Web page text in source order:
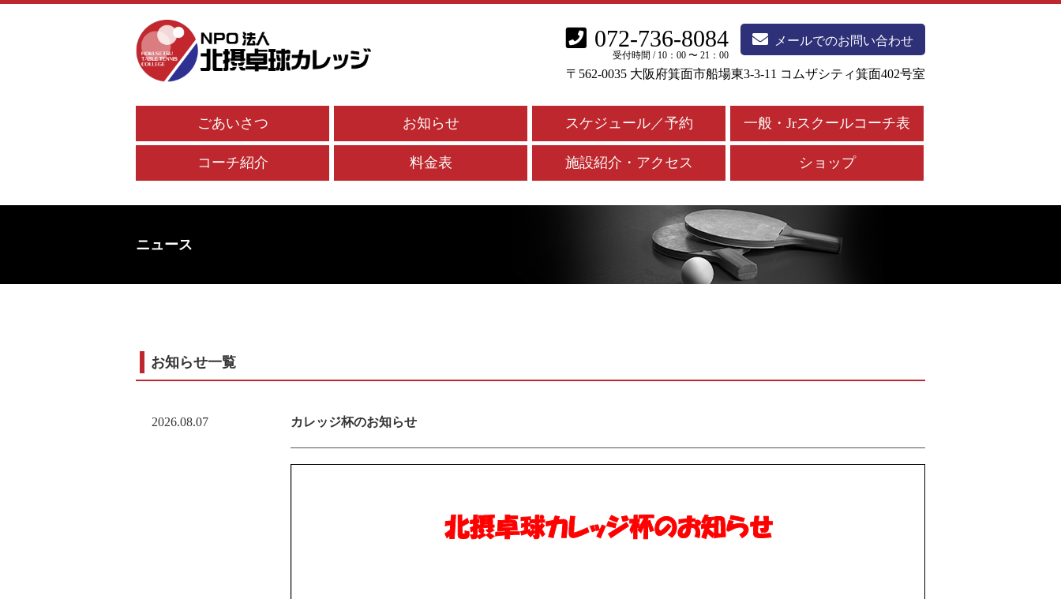
072-736-8084
受付時間 / 10：00 〜 21：00
メールでのお問い合わせ
〒562-0035 大阪府箕面市船場東3-3-11 コムザシティ箕面402号室
ごあいさつ お知らせ スケジュール／予約 一般・Jrスクールコーチ表
コーチ紹介 料金表 施設紹介・アクセス ショップ
ニュース
お知らせ一覧
2026.08.07 カレッジ杯のお知らせ